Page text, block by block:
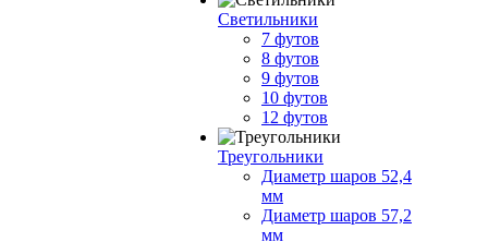
Светильники
7 футов
8 футов
9 футов
10 футов
12 футов
Треугольники
Диаметр шаров 52,4
мм
Диаметр шаров 57,2
мм